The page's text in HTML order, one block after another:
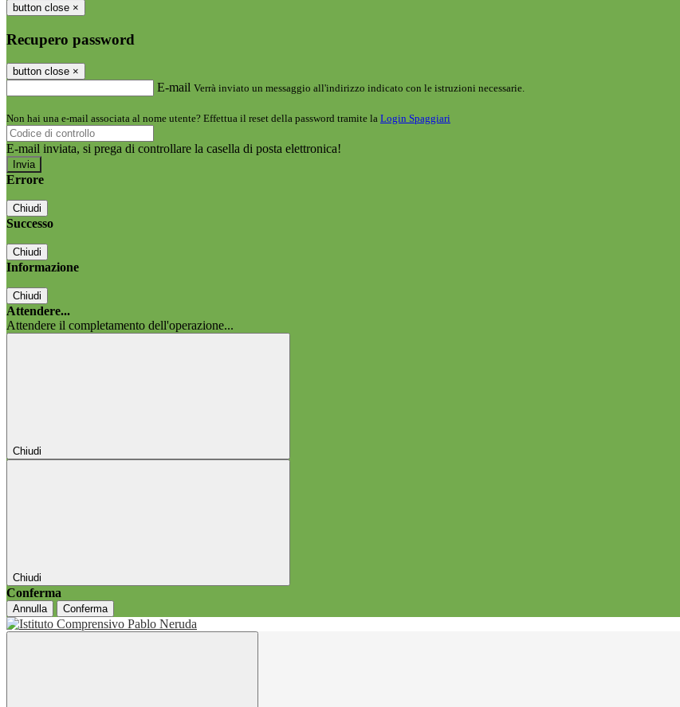
button close ×
Recupero password
button close ×
E-mail Verrà inviato un messaggio all'indirizzo indicato con le istruzioni necessarie.
Non hai una e-mail associata al nome utente? Effettua il reset della password tramite la Login Spaggiari
E-mail inviata, si prega di controllare la casella di posta elettronica!
Errore
Chiudi
Successo
Chiudi
Informazione
Chiudi
Attendere...
Attendere il completamento dell'operazione...
Chiudi
Chiudi
Conferma
Annulla Conferma